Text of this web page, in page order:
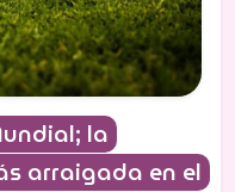
la
arraigada en el